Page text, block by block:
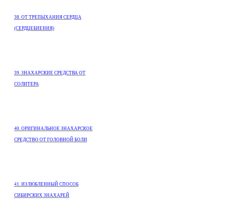
38. ОТ ТРЕПЫХАНИЯ СЕРДЦА
(СЕРДЦЕБИЕНИЯ)
39. ЗНАХАРСКИЕ СРЕДСТВА ОТ
СОЛИТЕРА
40. ОРИГИНАЛЬНОЕ ЗНАХАРСКОЕ
СРЕДСТВО ОТ ГОЛОВНОЙ БОЛИ
41. ИЗЛЮБЛЕННЫЙ СПОСОБ
СИБИРСКИХ ЗНАХАРЕЙ